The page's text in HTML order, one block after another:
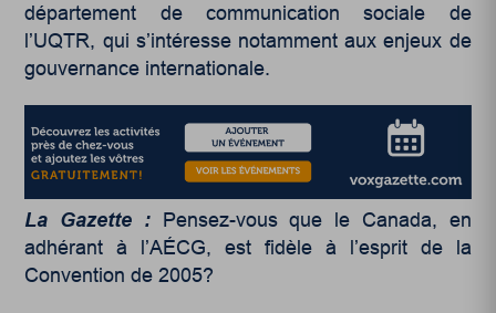
département de communication sociale de
l’UQTR, qui s’intéresse notamment aux enjeux de
gouvernance internationale.
La Gazette :
Pensez-vous que le Canada, en
adhérant à l’AÉCG, est fidèle à l’esprit de la
Convention de 2005?